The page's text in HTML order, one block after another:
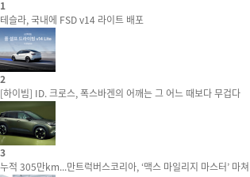
1
테슬라, 국내에 FSD v14 라이트 배포
2
[하이빔] ID. 크로스, 폭스바겐의 어깨는 그 어느 때보다 무겁다
3
누적 305만km...만트럭버스코리아, ‘맥스 마일리지 마스터’ 마쳐